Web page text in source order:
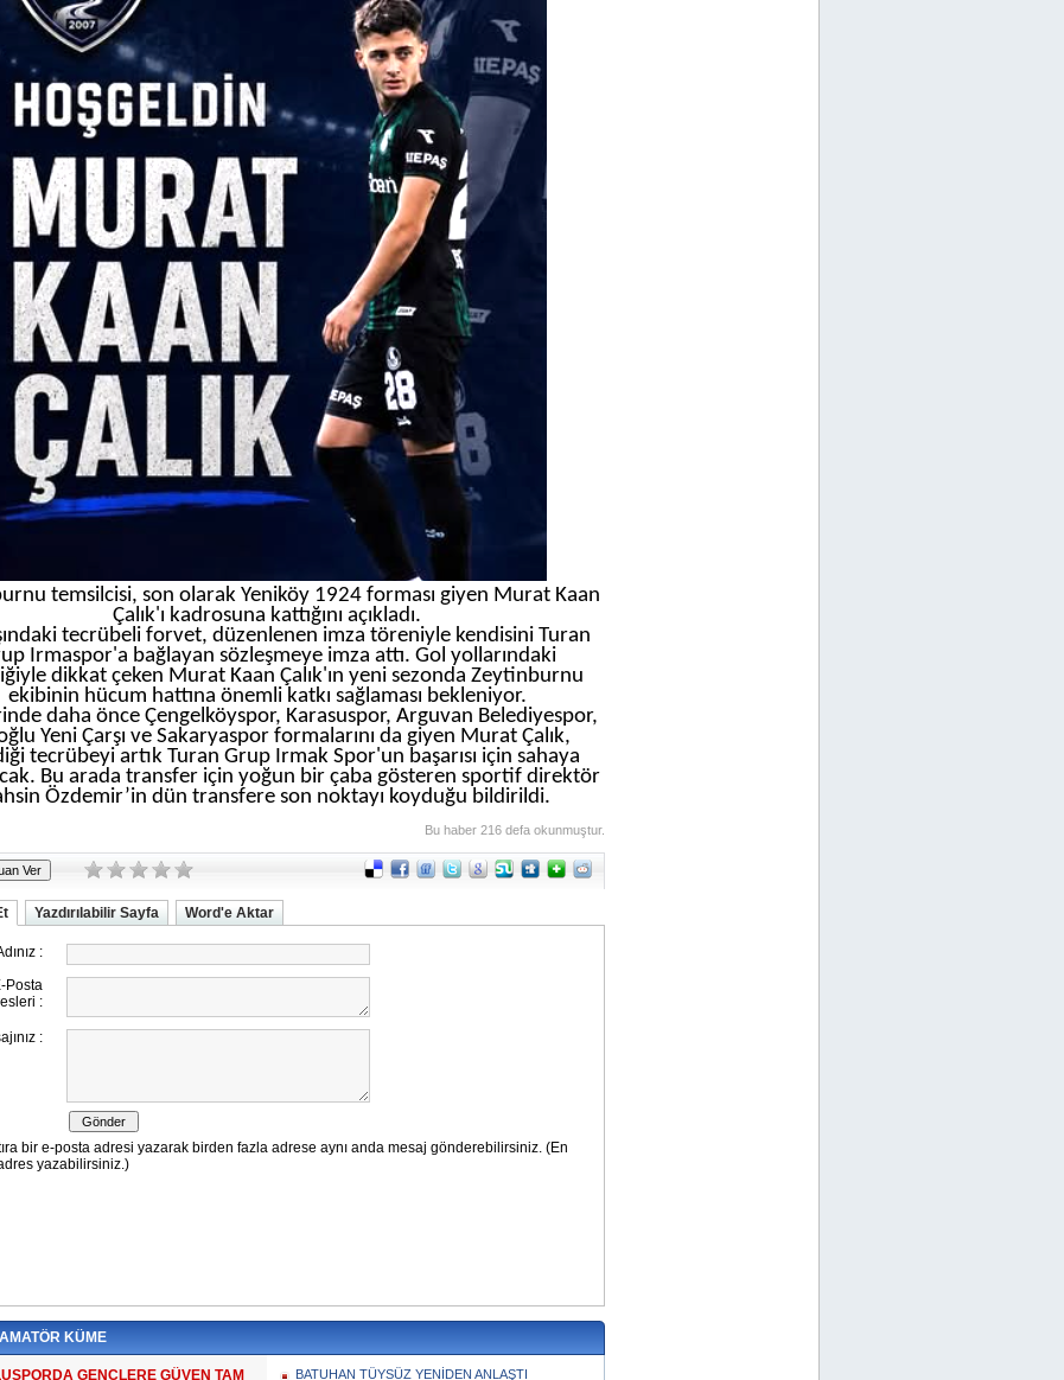
temsilcisi, son olarak Yeniköy 1924 forması giyen Murat Kaan
Çalık'ı kadrosuna kattığını açıkladı.
tecrübeli forvet, düzenlenen imza töreniyle kendisini Turan
Irmaspor'a bağlayan sözleşmeye imza attı. Gol yollarındaki
dikkat çeken Murat Kaan Çalık'ın yeni sezonda Zeytinburnu
ekibinin hücum hattına önemli katkı sağlaması bekleniyor.
daha önce Çengelköyspor, Karasuspor, Arguvan Belediyespor,
Yeni Çarşı ve Sakaryaspor formalarını da giyen Murat Çalık,
tecrübeyi artık Turan Grup Irmak Spor'un başarısı için sahaya
Bu arada transfer için yoğun bir çaba gösteren sportif direktör
Özdemir’in dün transfere son noktayı koyduğu bildirildi.
Bu haber 216 defa okunmuştur.
Yazdırılabilir Sayfa Word'e Aktar
KÜME
GENÇLERE GÜVEN TAM BATUHAN TÜYSÜZ YENİDEN ANLAŞTI